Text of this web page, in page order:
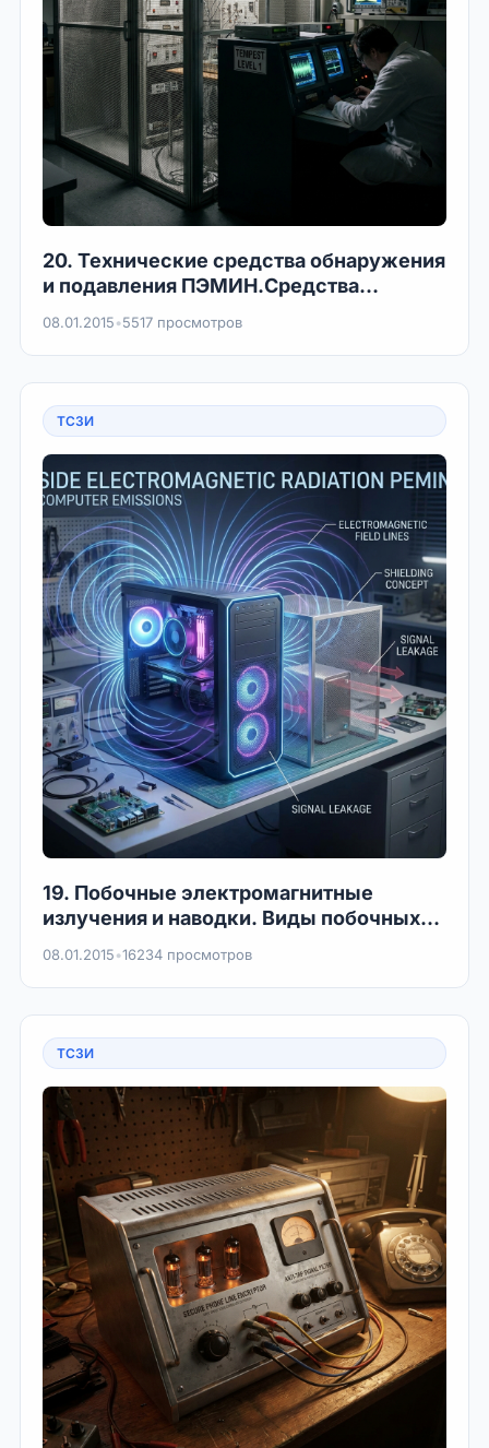
20. Технические средства обнаружения
и подавления ПЭМИН.Средства
08.01.2015•5517 просмотров
ТСЗИ
19. Побочные электромагнитные
излучения и наводки. Виды побочных
электромагнитных излучений и
08.01.2015•16234 просмотров
ТСЗИ